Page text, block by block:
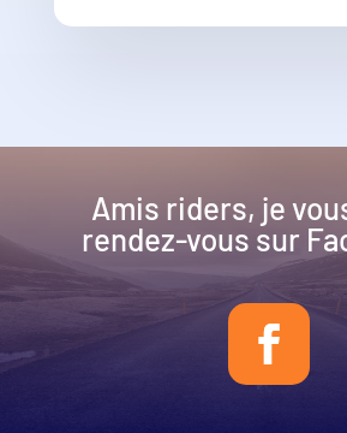
Amis riders, je
rendez-vous sur